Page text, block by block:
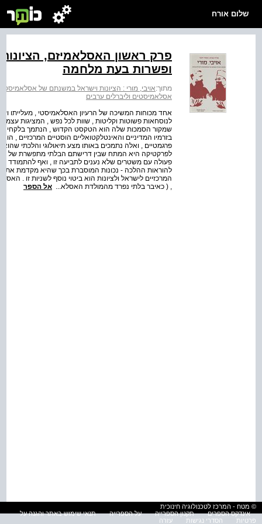
שלום אורח
פרק ראשון האסלאמיזם,
ופשרות בעת מלחמה
מתוך:אויבי, מורי : הציונות וישראל במשנתם של
אסלאמיסטים וליברלים ערבים
אחד מכוחות המשיכה של הרעיון האסלאמיסטי , מעלייתו ועד
לנוסחאות פשוטות וקליטות , שוות לכל נפש , המציגות
שמקור הסמכות שלה הוא הטקסט הקדוש , הנתמך בלקחי
בזרמיו המדיניים והאינטלקטואליים הוסטיים המרכזיים ,
פרגמטיים , ואלה נתמכים באותו מצע תיאולוגי והלכתי
לפרקטיקה היא המתח שבין דרישתם הבלתי מתפשרת של
פעולה עם משטרים שלא נענים לתביעה זו , ואף להתמודד
להוראות ההלכה - נכונות המוסברת בכך שהיא מקדמת את
המרכזיים לישראל ולציונות הוא ביטוי נוסף לשניות זו .
, ( כאיבר בלתי נפרד מהמולדת האסלא... אל הספר
© מטח - המרכז לטכנולוגיה חינוכית
אינדקס הספרים
תקנון הספרייה על הספרייה
תנאי שימוש באתר והגנה על
פרטיות
הסדרי נגישות עזרה